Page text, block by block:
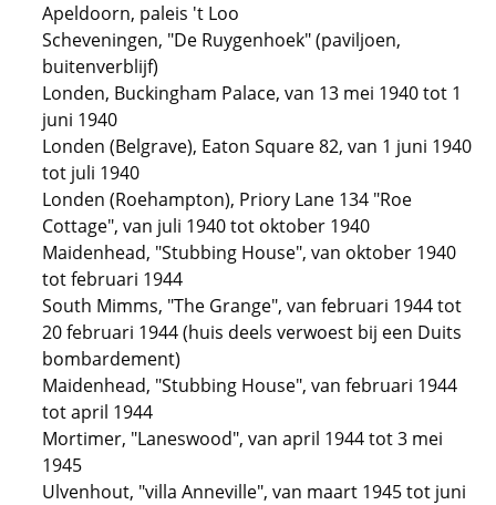
Apeldoorn, paleis 't Loo
Scheveningen, "De Ruygenhoek" (paviljoen,
buitenverblijf)
Londen, Buckingham Palace, van 13 mei 1940 tot 1
juni 1940
Londen (Belgrave), Eaton Square 82, van 1 juni 1940
tot juli 1940
Londen (Roehampton), Priory Lane 134 "Roe
Cottage", van juli 1940 tot oktober 1940
Maidenhead, "Stubbing House", van oktober 1940
tot februari 1944
South Mimms, "The Grange", van februari 1944 tot
20 februari 1944 (huis deels verwoest bij een Duits
bombardement)
Maidenhead, "Stubbing House", van februari 1944
tot april 1944
Mortimer, "Laneswood", van april 1944 tot 3 mei
1945
Ulvenhout, "villa Anneville", van maart 1945 tot juni